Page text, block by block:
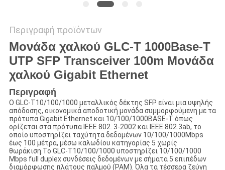
Περιγραφή προϊόντων
Μονάδα χαλκού GLC-T 1000Base-T
UTP SFP Transceiver 100m Μονάδα
χαλκού Gigabit Ethernet
Περιγραφή
Ο GLC-T10/100/1000 μεταλλικός δέκτης SFP είναι μια υψηλής
απόδοσης, οικονομικά αποδοτική μονάδα συμμορφούμενη με τα
πρότυπα Gigabit Ethernet και 10/100/1000BASE-T όπως
ορίζεται στα πρότυπα IEEE 802. 3-2002 και IEEE 802.3ab, το
οποίο υποστηρίζει ταχύτητα δεδομένων 10/100/1000Mbps
έως 100 μέτρα, μέσω καλωδίου κατηγορίας 5 χωρίς
θωράκιση.Το GLC-T10/100/1000 υποστηρίζει 10/100/1000
Mbps full duplex συνδέσεις δεδομένων με σήματα 5 επιπέδων
διαμόρφωσης πλάτους παλμού (PAM). Όλα τα τέσσερα ζεύγη